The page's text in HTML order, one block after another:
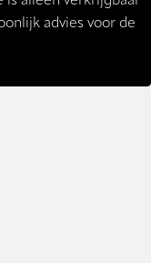
advies voor de